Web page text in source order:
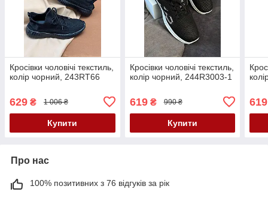
Кросівки чоловічі текстиль,
колір чорний, 243RT66
629 ₴ 1 006 ₴
Купити
Кросівки чоловічі текстиль,
колір чорний, 244R3003-1
619₴ 990 ₴
Купити
619
Про нас
100% позитивних з 76 відгуків за рік